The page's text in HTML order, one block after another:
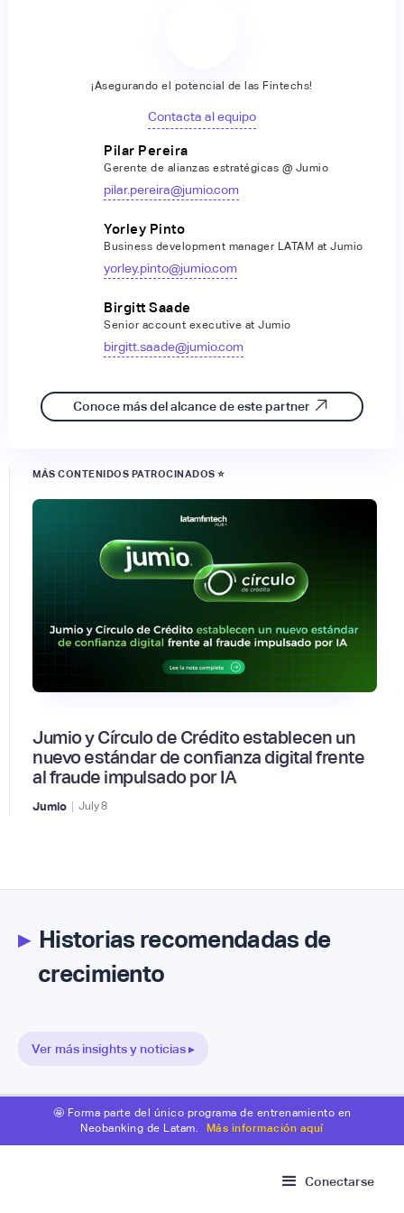
¡Asegurando el potencial de las Fintechs!
Contacta al equipo
Pilar Pereira
Gerente de alianzas estratégicas @ Jumio
pilar.pereira@jumio.com
Yorley Pinto
Business development manager LATAM at Jumio
yorley.pinto@jumio.com
Birgitt Saade
Senior account executive at Jumio
birgitt.saade@jumio.com
Conoce más del alcance de este partner
MÁS CONTENIDOS PATROCINADOS ⭐
Jumio y Círculo de Crédito establecen un
nuevo estándar de confianza digital frente
al fraude impulsado por IA
Jumio | July8
▸Historias recomendadas de
crecimiento
Ver más insights y noticias ▸
🤩 Forma parte del único programa de entrenamiento en
Neobanking de Latam.
Más información aquí
Conectarse